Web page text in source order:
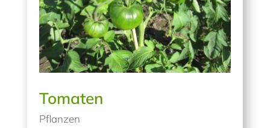
Tomaten
Pflanzen